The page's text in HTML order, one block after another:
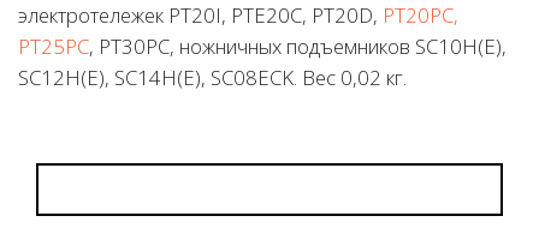
электротележек PT20I, PTE20C, PT20D, PT20PC,
PT25PC, PT30PC, ножничных подъемников SC10H(E),
SC12H(E), SC14H(E), SC08ECK. Вес 0,02 кг.